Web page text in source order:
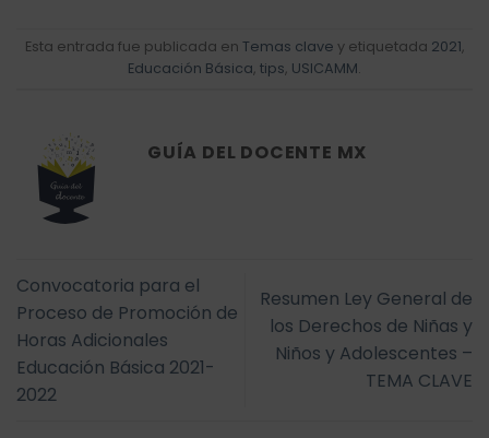
Esta entrada fue publicada en Temas clave y etiquetada 2021,
Educación Básica, tips, USICAMM.
GUÍA DEL DOCENTE MX
Convocatoria para el
Proceso de Promoción de
Horas Adicionales
Educación Básica 2021-
2022
Resumen Ley General de
los Derechos de Niñas y
Niños y Adolescentes –
TEMA CLAVE